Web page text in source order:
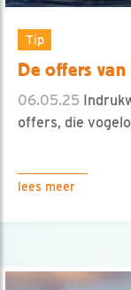
Tip
De offers
06.05.25
offers, die
lees meer